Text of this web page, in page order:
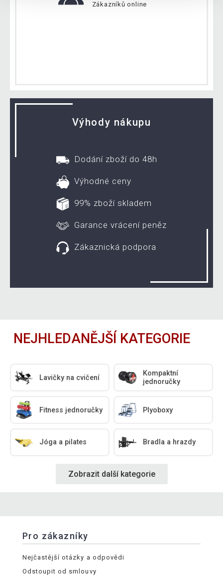
Zákazníků online
Výhody nákupu
Dodání zboží do 48h
Výhodné ceny
99% zboží skladem
Garance vrácení peněz
Zákaznická podpora
NEJHLEDANĚJŠÍ KATEGORIE
Lavičky na cvičení
Kompaktní
jednoručky
Fitness jednoručky Plyoboxy
Jóga a pilates Bradla a hrazdy
Zobrazit další kategorie
Pro zákazníky
Nejčastější otázky a odpovědi
Odstoupit od smlouvy